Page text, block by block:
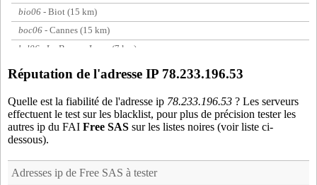
bio06 - Biot (15 km)
boc06 - Cannes (15 km)
brl06 - Le Bar-sur-Loup (7 km)
cab06
- Cabris (4 km)
can06- Le Cannet (14 km)
cez06
- Saint-CÃ©zaire-sur-Siagne (10 km)
col06- La Colle-sur-Loup (15 km)
fay83- Fayence (19 km)
fra06- Grasse (0 km)
Réputation de l'adresse IP 78.233.196.53
Quelle est la fiabilité de l'adresse ip 78.233.196.53 ? Les serveurs
effectuent le test sur les blacklist, pour plus de précision tester les
autres ip du FAI Free SAS sur les listes noires (voir liste ci-
dessous).
Adresses ip de Free SAS à tester